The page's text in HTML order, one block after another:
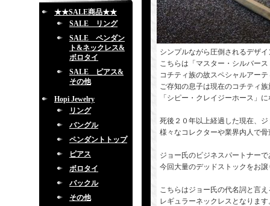
★★SALE商品★★
SALE リング
SALE ペンダン
ト&ネックレス&
ボロタイ
SALE ピアス&
その他
Hopi Jewelry
リング
バングル
ペンダントトップ
ピアス
ボロタイ
バックル
その他
シンプルながら圧倒されるデザ
こちらは「マスター・シルバー
コチティ族の故スペシャルアー
ご存知の息子は現在のコチティ
「シピー・クレイジーホース」
死後２０年以上経過した現在、
様々なコレクターや業界内人で
ジョー氏のビジネスパートナー
今回大量のデッドストックをお
こちらはジョー氏の代名詞と言
レギュラーネックレスとなります